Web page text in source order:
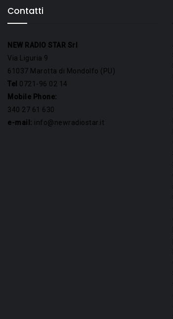
Contatti
NEW RADIO STAR Srl
Via Liguria 9
61037 Marotta di Mondolfo (PU)
Tel 0721-96 02 14
Mobile Phone:
340 27 61 630
e-mail: info@newradiostar.it